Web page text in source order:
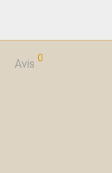
Avis 0